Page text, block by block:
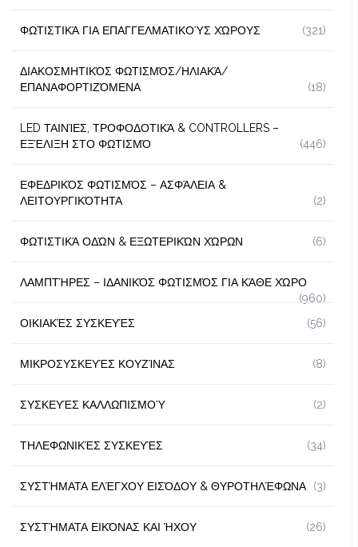
ΦΩΤΙΣΤΙΚΆ ΓΙΑ ΕΠΑΓΓΕΛΜΑΤΙΚΟΎΣ ΧΏΡΟΥΣ (321)
ΔΙΑΚΟΣΜΗΤΙΚΌΣ ΦΩΤΙΣΜΌΣ/ΗΛΙΑΚΆ/
ΕΠΑΝΑΦΟΡΤΙΖΌΜΕΝΑ
(18)
LED ΤΑΙΝΊΕΣ, ΤΡΟΦΟΔΟΤΙΚΆ & CONTROLLERS –
ΕΞΈΛΙΞΗ ΣΤΟ ΦΩΤΙΣΜΌ
(446)
ΕΦΕΔΡΙΚΌΣ ΦΩΤΙΣΜΌΣ – ΑΣΦΆΛΕΙΑ &
ΛΕΙΤΟΥΡΓΙΚΌΤΗΤΑ
(2)
ΦΩΤΙΣΤΙΚΆ ΟΔΏΝ & ΕΞΩΤΕΡΙΚΏΝ ΧΏΡΩΝ (6)
ΛΑΜΠΤΉΡΕΣ – ΙΔΑΝΙΚΌΣ ΦΩΤΙΣΜΌΣ ΓΙΑ ΚΆΘΕ ΧΏΡΟ
(960)
ΟΙΚΙΑΚΈΣ ΣΥΣΚΕΥΈΣ
(56)
ΜΙΚΡΟΣΥΣΚΕΥΈΣ ΚΟΥΖΊΝΑΣ (8)
ΣΥΣΚΕΥΈΣ ΚΑΛΛΩΠΙΣΜΟΎ (2)
ΤΗΛΕΦΩΝΙΚΈΣ ΣΥΣΚΕΥΈΣ (34)
ΣΥΣΤΉΜΑΤΑ ΕΛΈΓΧΟΥ ΕΙΣΌΔΟΥ & ΘΥΡΟΤΗΛΈΦΩΝΑ (3)
ΣΥΣΤΉΜΑΤΑ ΕΙΚΌΝΑΣ ΚΑΙ ΉΧΟΥ (26)